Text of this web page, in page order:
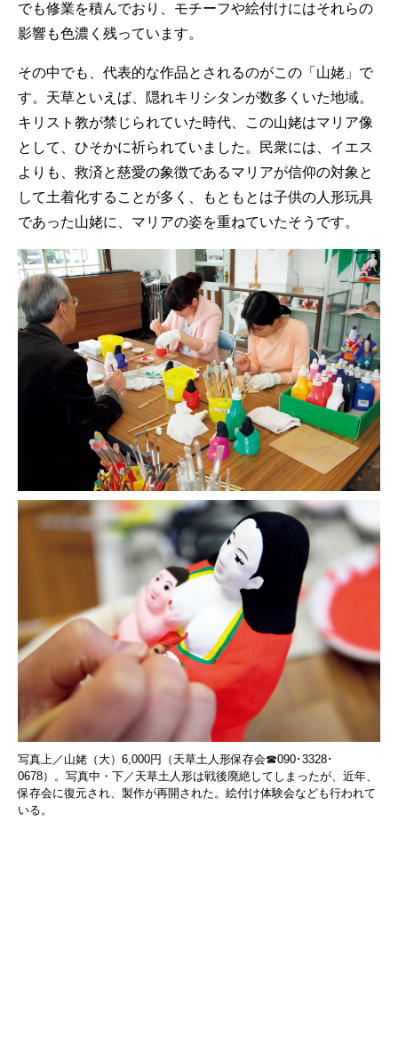
でも修業を積んでおり、モチーフや絵付けにはそれらの
影響も色濃く残っています。
その中でも、代表的な作品とされるのがこの「山姥」で
す。天草といえば、隠れキリシタンが数多くいた地域。
キリスト教が禁じられていた時代、この山姥はマリア像
として、ひそかに祈られていました。民衆には、イエス
よりも、救済と慈愛の象徴であるマリアが信仰の対象と
して土着化することが多く、もともとは子供の人形玩具
であった山姥に、マリアの姿を重ねていたそうです。
写真上／山姥（大）6,000円（天草土人形保存会☎090･3328･
0678）。写真中・下／天草土人形は戦後廃絶してしまったが、近年、
保存会に復元され、製作が再開された。絵付け体験会なども行われて
いる。